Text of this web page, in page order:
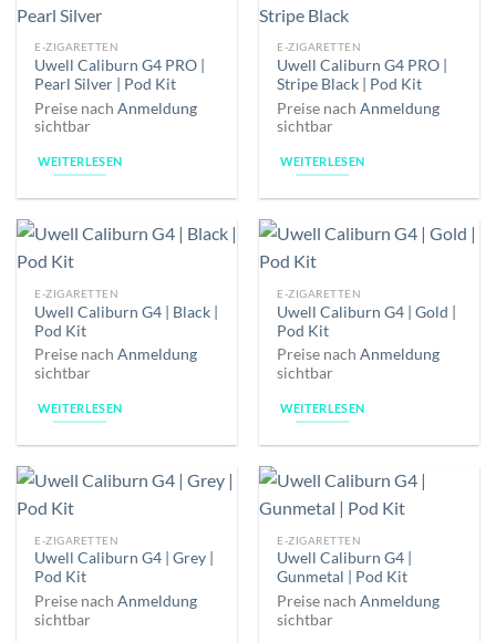
E-ZIGARETTEN
Uwell Caliburn G4 PRO |
Pearl Silver | Pod Kit
Preise nachAnmeldung
sichtbar
WEITERLESEN
E-ZIGARETTEN
Uwell Caliburn G4 PRO |
Stripe Black | Pod Kit
Preise nachAnmeldung
sichtbar
WEITERLESEN
E-ZIGARETTEN
Uwell Caliburn G4 | Black |
Pod Kit
Preise nachAnmeldung
sichtbar
WEITERLESEN
E-ZIGARETTEN
Uwell Caliburn G4 | Gold |
Pod Kit
Preise nachAnmeldung
sichtbar
WEITERLESEN
E-ZIGARETTEN
Uwell Caliburn G4 | Grey |
Pod Kit
Preise nachAnmeldung
sichtbar
E-ZIGARETTEN
Uwell Caliburn G4 |
Gunmetal | Pod Kit
Preise nachAnmeldung
sichtbar